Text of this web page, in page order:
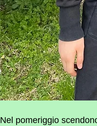
Nel pomeriggio